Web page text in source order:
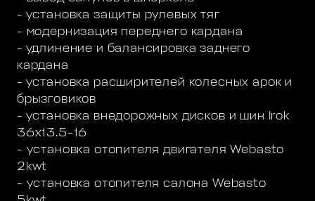
- установка защиты рулевых тяг
- модернизация переднего кардана
- удлинение и балансировка заднего
кардана
- установка расширителей колесных арок и
брызговиков
- установка внедорожных дисков и шин Irok
36x13.5-16
- установка отопителя двигателя Webasto
2kwt
- установка отопителя салона Webasto